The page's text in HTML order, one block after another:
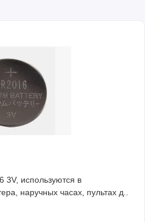
3V, используются в
наручных часах, пультах д..